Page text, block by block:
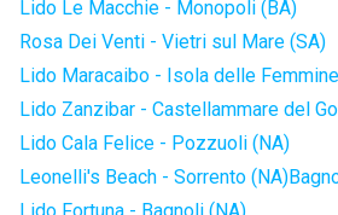
Lido Le Macchie - Monopoli (BA)
Rosa Dei Venti - Vietri sul Mare (SA)
Lido Maracaibo - Isola delle
Lido Zanzibar - Castellammare del
Lido Cala Felice - Pozzuoli (NA)
Leonelli's Beach - Sorrento (NA)